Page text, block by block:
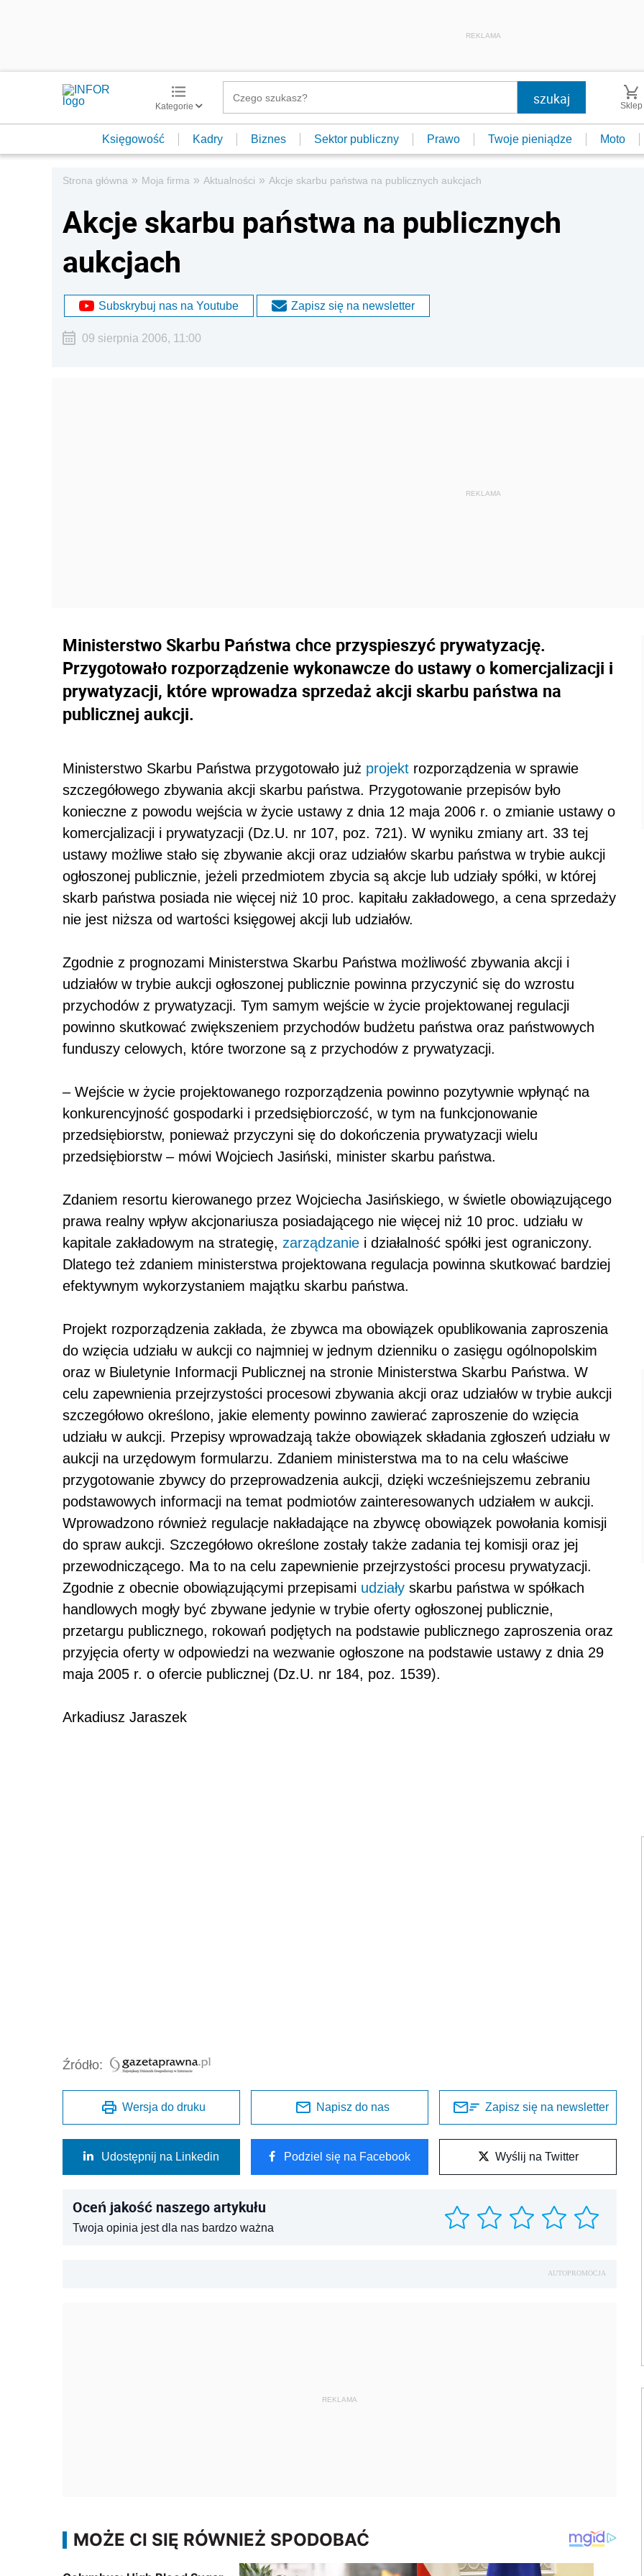
REKLAMA
Kategorie Sklep
Księgowość Kadry Biznes Sektor publiczny Prawo Twoje pieniądze Moto
Strona główna » Moja firma » Aktualności » Akcje skarbu państwa na publicznych aukcjach
Akcje skarbu państwa na publicznych
aukcjach
Subskrybuj nas na Youtube Zapisz się na newsletter
09 sierpnia 2006, 11:00
Ministerstwo Skarbu Państwa chce przyspieszyć prywatyzację.
Przygotowało rozporządzenie wykonawcze do ustawy o komercjalizacji i
prywatyzacji, które wprowadza sprzedaż akcji skarbu państwa na
publicznej aukcji.
Ministerstwo Skarbu Państwa przygotowało już projekt rozporządzenia w sprawie
szczegółowego zbywania akcji skarbu państwa. Przygotowanie przepisów było
konieczne z powodu wejścia w życie ustawy z dnia 12 maja 2006 r. o zmianie ustawy o
komercjalizacji i prywatyzacji (Dz.U. nr 107, poz. 721). W wyniku zmiany art. 33 tej
ustawy możliwe stało się zbywanie akcji oraz udziałów skarbu państwa w trybie aukcji
ogłoszonej publicznie, jeżeli przedmiotem zbycia są akcje lub udziały spółki, w której
skarb państwa posiada nie więcej niż 10 proc. kapitału zakładowego, a cena sprzedaży
nie jest niższa od wartości księgowej akcji lub udziałów.
Zgodnie z prognozami Ministerstwa Skarbu Państwa możliwość zbywania akcji i
udziałów w trybie aukcji ogłoszonej publicznie powinna przyczynić się do wzrostu
przychodów z prywatyzacji. Tym samym wejście w życie projektowanej regulacji
powinno skutkować zwiększeniem przychodów budżetu państwa oraz państwowych
funduszy celowych, które tworzone są z przychodów z prywatyzacji.
– Wejście w życie projektowanego rozporządzenia powinno pozytywnie wpłynąć na
konkurencyjność gospodarki i przedsiębiorczość, w tym na funkcjonowanie
przedsiębiorstw, ponieważ przyczyni się do dokończenia prywatyzacji wielu
przedsiębiorstw – mówi Wojciech Jasiński, minister skarbu państwa.
Zdaniem resortu kierowanego przez Wojciecha Jasińskiego, w świetle obowiązującego
prawa realny wpływ akcjonariusza posiadającego nie więcej niż 10 proc. udziału w
kapitale zakładowym na strategię, zarządzanie i działalność spółki jest ograniczony.
Dlatego też zdaniem ministerstwa projektowana regulacja powinna skutkować bardziej
efektywnym wykorzystaniem majątku skarbu państwa.
Projekt rozporządzenia zakłada, że zbywca ma obowiązek opublikowania zaproszenia
do wzięcia udziału w aukcji co najmniej w jednym dzienniku o zasięgu ogólnopolskim
oraz w Biuletynie Informacji Publicznej na stronie Ministerstwa Skarbu Państwa. W
celu zapewnienia przejrzystości procesowi zbywania akcji oraz udziałów w trybie aukcji
szczegółowo określono, jakie elementy powinno zawierać zaproszenie do wzięcia
udziału w aukcji. Przepisy wprowadzają także obowiązek składania zgłoszeń udziału w
aukcji na urzędowym formularzu. Zdaniem ministerstwa ma to na celu właściwe
przygotowanie zbywcy do przeprowadzenia aukcji, dzięki wcześniejszemu zebraniu
podstawowych informacji na temat podmiotów zainteresowanych udziałem w aukcji.
Wprowadzono również regulacje nakładające na zbywcę obowiązek powołania komisji
do spraw aukcji. Szczegółowo określone zostały także zadania tej komisji oraz jej
przewodniczącego. Ma to na celu zapewnienie przejrzystości procesu prywatyzacji.
Zgodnie z obecnie obowiązującymi przepisami udziały skarbu państwa w spółkach
handlowych mogły być zbywane jedynie w trybie oferty ogłoszonej publicznie,
przetargu publicznego, rokowań podjętych na podstawie publicznego zaproszenia oraz
przyjęcia oferty w odpowiedzi na wezwanie ogłoszone na podstawie ustawy z dnia 29
maja 2005 r. o ofercie publicznej (Dz.U. nr 184, poz. 1539).
Arkadiusz Jaraszek
Źródło:
Wersja do druku Napisz do nas Zapisz się na newsletter
Udostępnij na Linkedin Podziel się na Facebook Wyślij na Twitter
Oceń jakość naszego artykułu
Twoja opinia jest dla nas bardzo ważna
AUTOPROMOCJA
REKLAMA